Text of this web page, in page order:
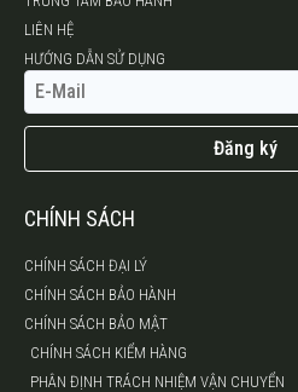
LIÊN HỆ
HƯỚNG DẪN SỬ DỤNG
Đăng ký
CHÍNH SÁCH
CHÍNH SÁCH ĐẠI LÝ
CHÍNH SÁCH BẢO HÀNH
CHÍNH SÁCH BẢO MẬT
CHÍNH SÁCH KIỂM HÀNG
PHÂN ĐỊNH TRÁCH NHIỆM VẬN CHUYỂN